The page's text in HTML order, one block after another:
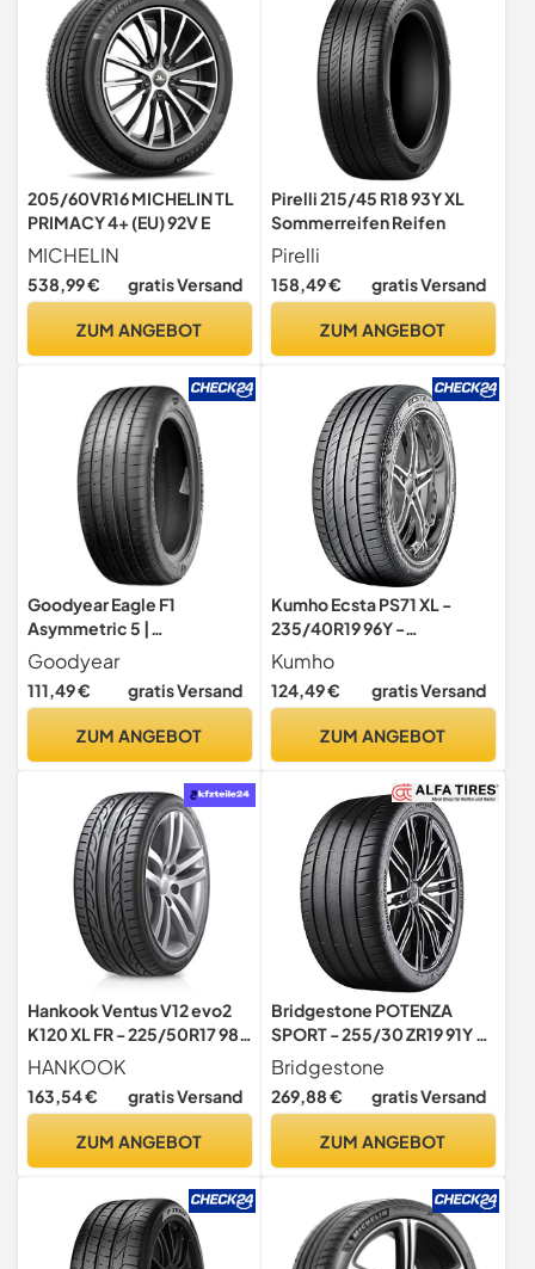
205/60VR16 MICHELIN TL
PRIMACY 4+ (EU) 92V E
MICHELIN
538,99 € gratis Versand
ZUM ANGEBOT
Pirelli 215/45 R18 93Y XL
Sommerreifen Reifen
Pirelli
158,49 € gratis Versand
ZUM ANGEBOT
Goodyear Eagle F1
Asymmetric 5 |
Sommerreifen
Goodyear
111,49 € gratis Versand
ZUM ANGEBOT
Kumho Ecsta PS71 XL -
235/40R19 96Y -
Sommerreifen
Kumho
124,49 € gratis Versand
ZUM ANGEBOT
Hankook Ventus V12 evo2
K120 XL FR - 225/50R17 98Y
- Sommerreifen
HANKOOK
163,54 € gratis Versand
ZUM ANGEBOT
Bridgestone POTENZA
SPORT - 255/30 ZR19 91Y XL
- A/B/72 - Sommerreifen
(PKW & SUV)
Bridgestone
269,88 € gratis Versand
ZUM ANGEBOT